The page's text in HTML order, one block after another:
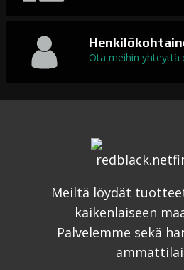
Ota meihin yhteyttä
Meiltä löydät
kaikenlaiseen
Palvelemme sekä